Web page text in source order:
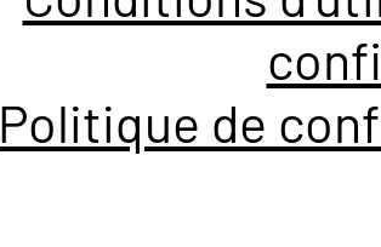
Politique de